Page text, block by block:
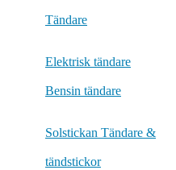
Tändare
Elektrisk tändare
Bensin tändare
Solstickan Tändare &
tändstickor